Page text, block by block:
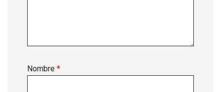
Nombre *